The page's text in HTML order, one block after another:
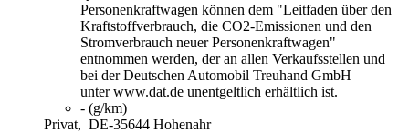
Personenkraftwagen können dem "Leitfaden über den
Kraftstoffverbrauch, die CO2-Emissionen und den
Stromverbrauch neuer Personenkraftwagen"
entnommen werden, der an allen Verkaufsstellen und
bei der Deutschen Automobil Treuhand GmbH
unter www.dat.de unentgeltlich erhältlich ist.
- (g/km)
Privat, DE-35644 Hohenahr